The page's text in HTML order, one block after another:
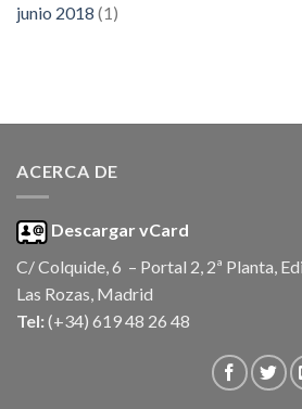
junio 2018 (1)
ACERCA DE
Descargar vCard
C/ Colquide, 6 – Portal 2, 2ª Planta,
Las Rozas, Madrid
Tel: (+34) 619 48 26 48